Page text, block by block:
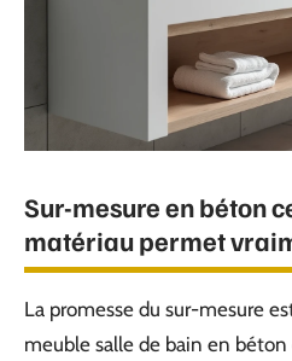
Sur-mesure en béton
matériau permet
La promesse du sur-mesure
meuble salle de bain en